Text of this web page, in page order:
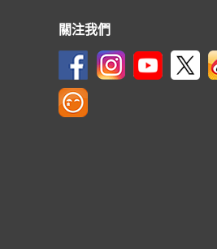
關注我們